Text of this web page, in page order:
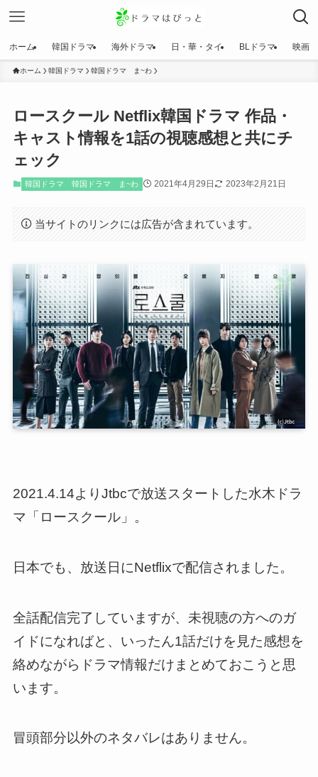
ホーム 韓国ドラマ 海外ドラマ 日・華・タイ BLドラマ 映画
ホーム 韓国ドラマ 韓国ドラマ ま~わ
ロースクール Netflix韓国ドラマ 作品・
キャスト情報を1話の視聴感想と共にチ
ェック
韓国ドラマ 韓国ドラマ ま~わ 2021年4月29日 2023年2月21日
当サイトのリンクには広告が含まれています。
2021.4.14よりJtbcで放送スタートした水木ドラ
マ「ロースクール」。
日本でも、放送日にNetflixで配信されました。
全話配信完了していますが、未視聴の方へのガ
イドになればと、 いったん1話だけを見た感想を
絡めながらドラマ情報だけまとめておこう と思
います。
冒頭部分以外のネタバレはありません。